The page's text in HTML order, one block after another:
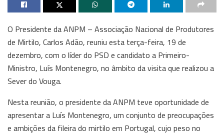
O Presidente da ANPM – Associação Nacional de Produtores
de Mirtilo, Carlos Adão, reuniu esta terça-feira, 19 de
dezembro, com o líder do PSD e candidato a Primeiro-
Ministro, Luís Montenegro, no âmbito da visita que realizou a
Sever do Vouga.
Nesta reunião, o presidente da ANPM teve oportunidade de
apresentar a Luís Montenegro, um conjunto de preocupações
e ambições da fileira do mirtilo em Portugal, cujo peso no